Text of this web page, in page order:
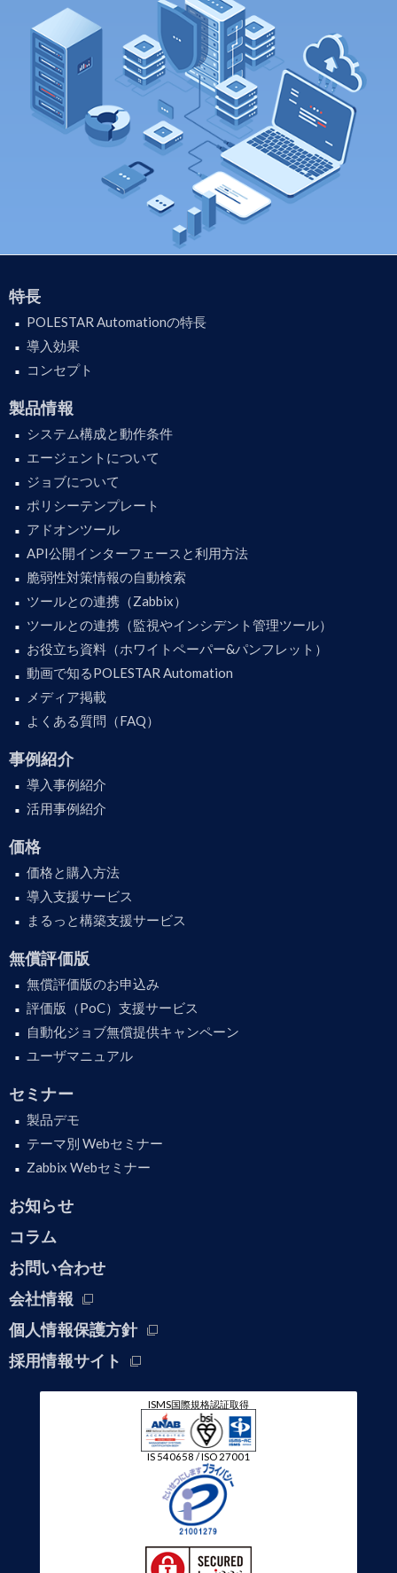
特長
POLESTAR Automationの特長
導入効果
コンセプト
製品情報
システム構成と動作条件
エージェントについて
ジョブについて
ポリシーテンプレート
アドオンツール
API公開インターフェースと利用方法
脆弱性対策情報の自動検索
ツールとの連携（Zabbix）
ツールとの連携（監視やインシデント管理ツール）
お役立ち資料（ホワイトペーパー&パンフレット）
動画で知るPOLESTAR Automation
メディア掲載
よくある質問（FAQ）
事例紹介
導入事例紹介
活用事例紹介
価格
価格と購入方法
導入支援サービス
まるっと構築支援サービス
無償評価版
無償評価版のお申込み
評価版（PoC）支援サービス
自動化ジョブ無償提供キャンペーン
ユーザマニュアル
セミナー
製品デモ
テーマ別 Webセミナー
Zabbix Webセミナー
お知らせ
コラム
お問い合わせ
会社情報
個人情報保護方針
採用情報サイト
ISMS国際規格認証取得
IS 540658 / ISO 27001